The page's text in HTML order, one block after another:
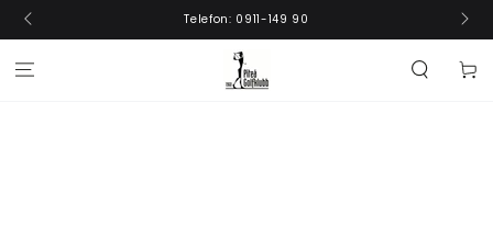
Telefon: 0911-149 90